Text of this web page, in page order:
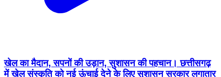
खेल का मैदान, सपनों की उड़ान, सुशासन की पहचान। छत्तीसगढ़
में खेल संस्कृति को नई ऊंचाई देने के लिए सुशासन सरकार लगातार